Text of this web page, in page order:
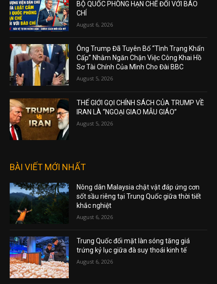
BỘ QUỐC PHÒNG HẠN CHẾ ĐỐI VỚI BÁO
CHÍ
August 6, 2026
Ông Trump Đã Tuyên Bố “Tình Trạng Khẩn
Cấp” Nhằm Ngăn Chặn Việc Công Khai Hồ
Sơ Tài Chính Của Mình Cho Đài BBC
August 5, 2026
THẾ GIỚI GỌI CHÍNH SÁCH CỦA TRUMP VỀ
IRAN LÀ “NGOẠI GIAO MẪU GIÁO”
August 5, 2026
BÀI VIẾT MỚI NHẤT
Nông dân Malaysia chật vật đáp ứng cơn
sốt sầu riêng tại Trung Quốc giữa thời tiết
khắc nghiệt
August 6, 2026
Trung Quốc đối mặt làn sóng tăng giá
trứng kỷ lục giữa đà suy thoái kinh tế
August 6, 2026